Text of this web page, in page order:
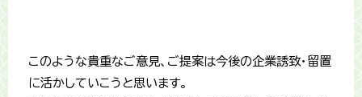
このような貴重なご意見、ご提案は今後の企業誘致・留置
に活かしていこうと思います。